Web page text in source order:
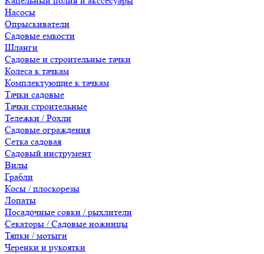
Насосы
Опрыскиватели
Садовые емкости
Шланги
Садовые и строительные тачки
Колеса к тачкам
Комплектующие к тачкам
Тачки садовые
Тачки строительные
Тележки / Рохли
Садовые ограждения
Сетка садовая
Садовый инструмент
Вилы
Грабли
Косы / плоскорезы
Лопаты
Посадочные совки / рыхлители
Секаторы / Садовые ножницы
Тяпки / мотыги
Черенки и рукоятки